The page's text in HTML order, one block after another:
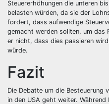
Steuererhöhungen die unteren
belasten würden, da sie der
fordert, dass aufwendige
gemacht werden sollten, um das
er nicht, dass dies passieren
würde.
Fazit
Die Debatte um die Besteuerung
in den USA geht weiter.